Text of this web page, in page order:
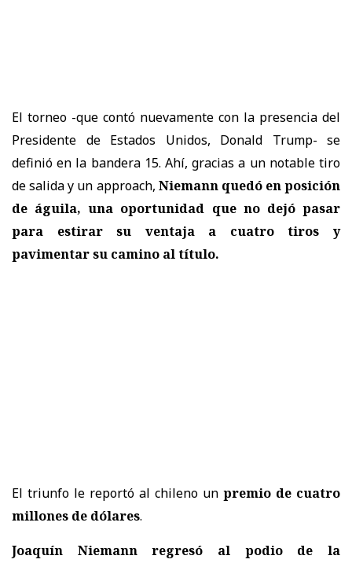
El torneo -que contó nuevamente con la presencia del
Presidente de Estados Unidos, Donald Trump- se
definió en la bandera 15. Ahí, gracias a un notable tiro
de salida y un approach, Niemann quedó en posición
de águila, una oportunidad que no dejó pasar
para estirar su ventaja a cuatro tiros y
pavimentar su camino al título.
El triunfo le reportó al chileno un premio de cuatro
millones de dólares.
Joaquín Niemann regresó al podio de la